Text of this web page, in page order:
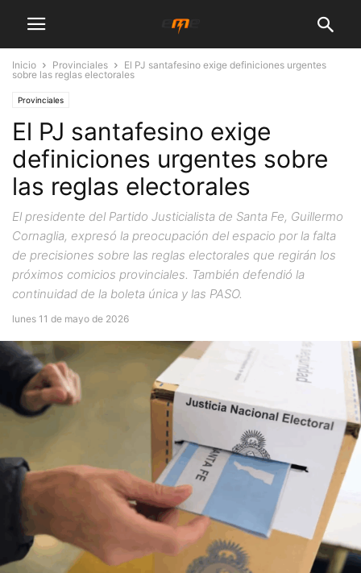
Inicio Provinciales
El PJ santafesino exige definiciones urgentes
sobre las reglas electorales
Provinciales
El PJ santafesino exige
definiciones urgentes sobre
las reglas electorales
El presidente del Partido Justicialista de Santa Fe, Guillermo
Cornaglia, expresó la preocupación del espacio por la falta
de precisiones sobre las reglas electorales que regirán los
próximos comicios provinciales. También defendió la
continuidad de la boleta única y las PASO.
lunes 11 de mayo de 2026